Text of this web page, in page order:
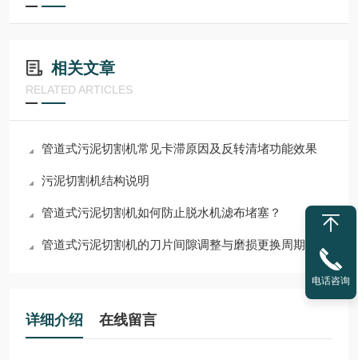
相关文章
RELATED ARTICLES
管道式污泥切割机常见卡滞原因及反转清堵功能效果
污泥切割机结构说明
管道式污泥切割机如何防止脱水机滤布堵塞？
管道式污泥切割机的刀片间隙调整与磨损更换周期
详细介绍 在线留言
电话咨询